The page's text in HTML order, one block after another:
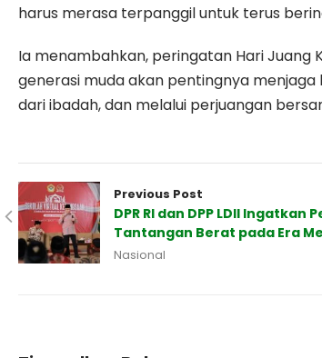
harus merasa terpanggil untuk terus
Ia menambahkan, peringatan Hari
generasi muda akan pentingnya menjaga
dari ibadah, dan melalui perjuangan
Previous Post
DPR RI dan DPP LDII
Tantangan Berat pada Era
Nasional